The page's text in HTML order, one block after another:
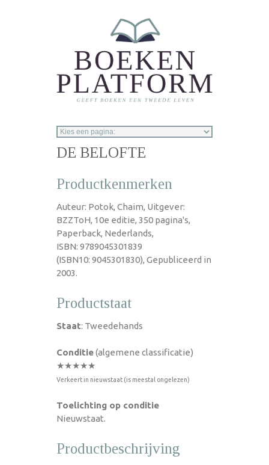
DE BELOFTE
Productkenmerken
Auteur: Potok, Chaim, Uitgever:
BZZToH, 10e editie, 350 pagina's,
Paperback, Nederlands,
ISBN: 9789045301839
(ISBN10: 9045301830), Gepubliceerd in
2003.
Productstaat
Staat: Tweedehands
Conditie(algemene classificatie)
★★★★★
Verkeert in nieuwstaat (is meestal ongelezen)
Toelichting op conditie
Nieuwstaat.
Productbeschrijving